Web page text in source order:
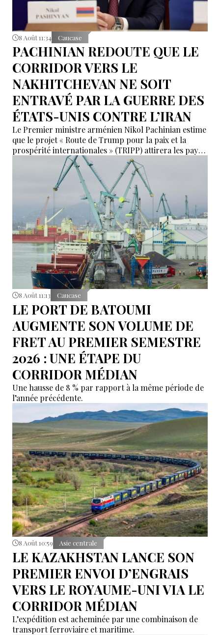
8 Août 11:34 Caucase
PACHINIAN REDOUTE QUE LE
CORRIDOR VERS LE
NAKHITCHEVAN NE SOIT
ENTRAVÉ PAR LA GUERRE DES
ÉTATS-UNIS CONTRE L’IRAN
Le Premier ministre arménien Nikol Pachinian estime
que le projet « Route de Trump pour la paix et la
prospérité internationales » (TRIPP) attirera les pays
de la région, mais il a également déclaré que
l’instabilité régionale pourrait entraver sa mise en
8 Août 11:13 Caucase
LE PORT DE BATOUMI
AUGMENTE SON VOLUME DE
FRET AU PREMIER SEMESTRE
2026 : UNE ÉTAPE DU
CORRIDOR MÉDIAN
Une hausse de 8 % par rapport à la même période de
l’année précédente.
8 Août 10:59 Asie centrale
LE KAZAKHSTAN LANCE SON
PREMIER ENVOI D’ENGRAIS
VERS LE ROYAUME-UNI VIA LE
CORRIDOR MÉDIAN
L’expédition est acheminée par une combinaison de
transport ferroviaire et maritime.